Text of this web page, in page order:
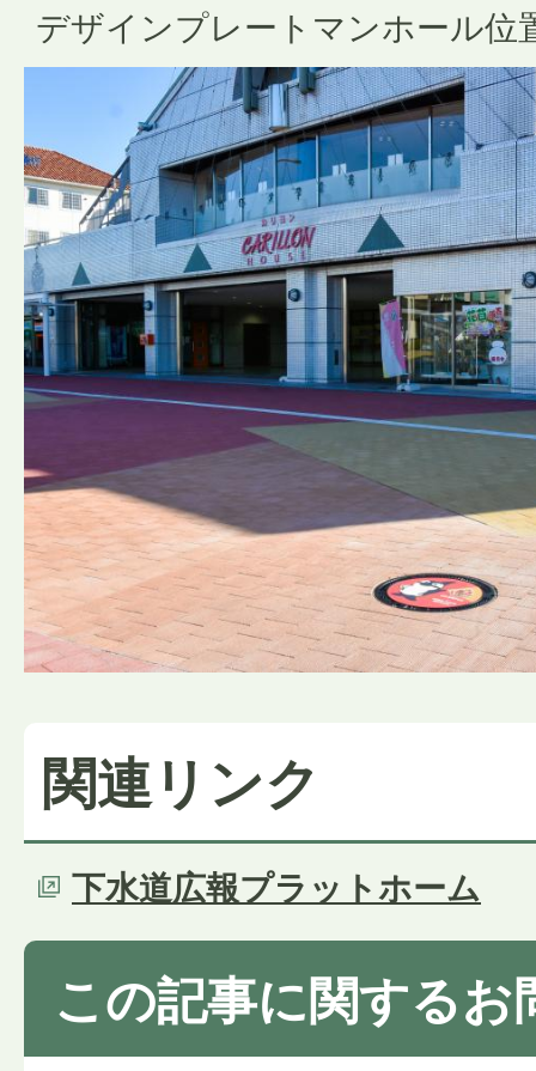
デザインプレートマンホール位
関連リンク
下水道広報プラットホーム
この記事に関するお